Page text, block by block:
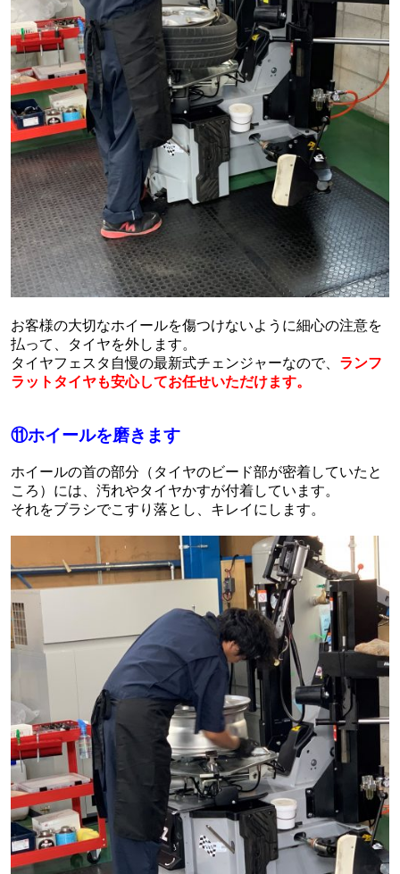
お客様の大切なホイールを傷つけないように細心の注意を
払って、タイヤを外します。
タイヤフェスタ自慢の最新式チェンジャーなので、 ランフ
ラットタイヤも安心してお任せいただけます。
⑪ホイールを磨きます
ホイールの首の部分（タイヤのビード部が密着していたと
ころ）には、汚れやタイヤかすが付着しています。
それをブラシでこすり落とし、キレイにします。